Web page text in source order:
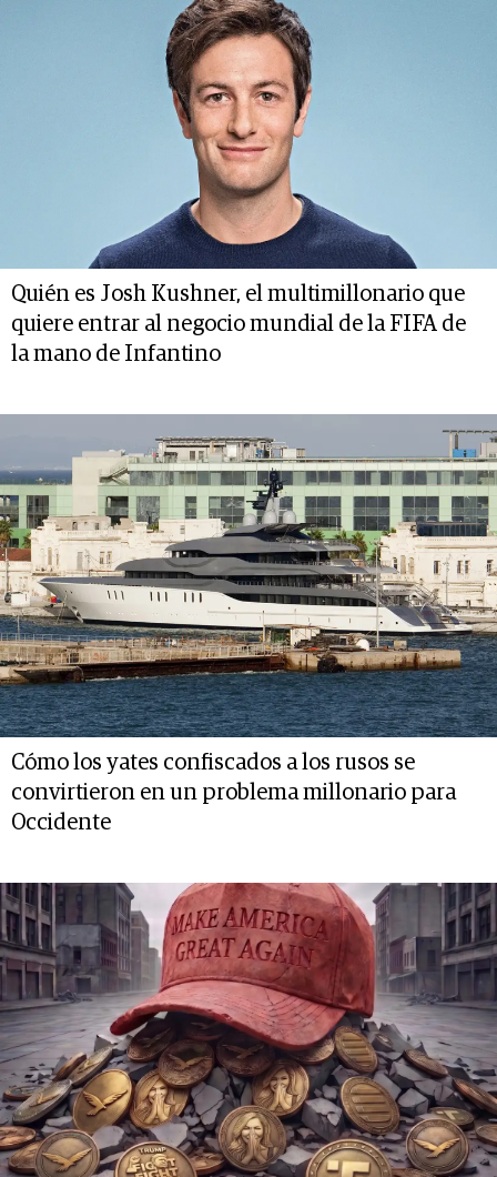
Quién es Josh Kushner, el multimillonario que
quiere entrar al negocio mundial de la FIFA de
la mano de Infantino
Cómo los yates confiscados a los rusos se
convirtieron en un problema millonario para
Occidente